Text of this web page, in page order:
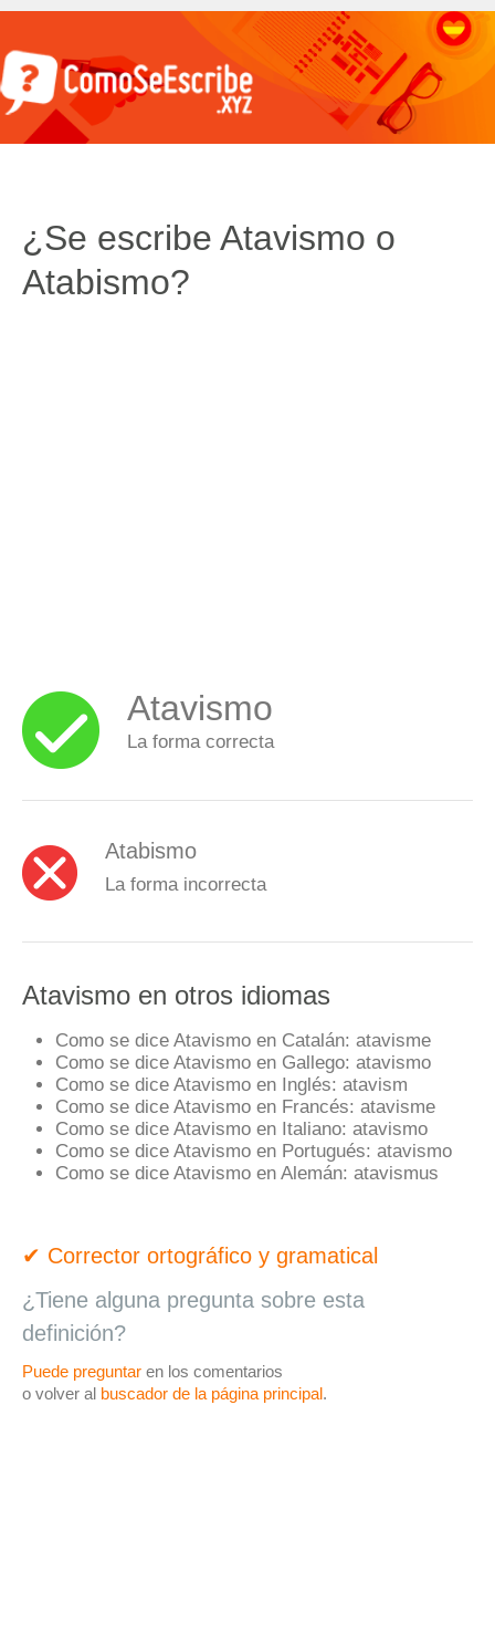
¿Se escribe Atavismo o
Atabismo?
Atavismo
La forma correcta
Atabismo
La forma incorrecta
Atavismo en otros idiomas
Como se dice Atavismo en Catalán: atavisme
Como se dice Atavismo en Gallego: atavismo
Como se dice Atavismo en Inglés: atavism
Como se dice Atavismo en Francés: atavisme
Como se dice Atavismo en Italiano: atavismo
Como se dice Atavismo en Portugués: atavismo
Como se dice Atavismo en Alemán: atavismus
✔ Corrector ortográfico y gramatical
¿Tiene alguna pregunta sobre esta
definición?
Puede preguntar en los comentarios
o volver al buscador de la página principal.